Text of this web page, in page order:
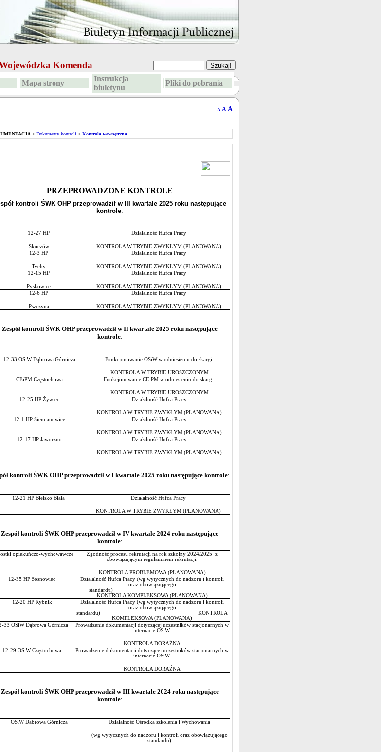
Komenda
Mapa strony
Instrukcja
biuletynu
Pliki do pobrania
A A A
> Dokumenty kontroli > Kontrola wewnętrzna
PRZEPROWADZONE KONTROLE
kontroli ŚWK OHP przeprowadził w III kwartale 2025 roku następujące
kontrole:
12-27 HP
Skoczów
Działalność Hufca Pracy
KONTROLA W TRYBIE ZWYKŁYM (PLANOWANA)
12-3 HP
Tychy
Działalność Hufca Pracy
KONTROLA W TRYBIE ZWYKŁYM (PLANOWANA)
12-15 HP
Pyskowice
Działalność Hufca Pracy
KONTROLA W TRYBIE ZWYKŁYM (PLANOWANA)
12-6 HP
Pszczyna
Działalność Hufca Pracy
KONTROLA W TRYBIE ZWYKŁYM (PLANOWANA)
Zespół kontroli ŚWK OHP przeprowadził w II kwartale 2025 roku następujące
kontrole:
12-33 OSiW Dąbrowa Górnicza Funkcjonowanie OSiW w odniesieniu do skargi.
KONTROLA W TRYBIE UROSZCZONYM
CEiPM Częstochowa
Funkcjonowanie CEiPM w odniesieniu do skargi.
KONTROLA W TRYBIE UROSZCZONYM
12-25 HP Żywiec
Działalność Hufca Pracy
KONTROLA W TRYBIE ZWYKŁYM (PLANOWANA)
12-1 HP Siemianowice
Działalność Hufca Pracy
KONTROLA W TRYBIE ZWYKŁYM (PLANOWANA)
12-17 HP Jaworzno
Działalność Hufca Pracy
KONTROLA W TRYBIE ZWYKŁYM (PLANOWANA)
kontroli ŚWK OHP przeprowadził w I kwartale 2025 roku następujące kontrole:
12-21 HP Bielsko Biała Działalność Hufca Pracy
KONTROLA W TRYBIE ZWYKŁYM (PLANOWANA)
Zespół kontroli ŚWK OHP przeprowadził w IV kwartale 2024 roku następujące
kontrole:
opiekuńczo-wychowawcze
Zgodność procesu rekrutacji na rok szkolny 2024/2025 z
obowiązującym regulaminem rekrutacji.
KONTROLA PROBLEMOWA (PLANOWANA)
12-35 HP Sosnowiec
Działalność Hufca Pracy (wg wytycznych do nadzoru i kontroli
oraz obowiązującego
standardu)
KONTROLA KOMPLEKSOWA (PLANOWANA)
12-20 HP Rybnik
Działalność Hufca Pracy (wg wytycznych do nadzoru i kontroli
oraz obowiązującego
standardu) KONTROLA
KOMPLEKSOWA (PLANOWANA)
33 OSiW Dąbrowa Górnicza
Prowadzenie dokumentacji dotyczącej uczestników stacjonarnych w
internacie OSiW.
KONTROLA DORAŹNA
12-29 OSiW Częstochowa
Prowadzenie dokumentacji dotyczącej uczestników stacjonarnych w
internacie OSiW.
KONTROLA DORAŹNA
Zespół kontroli ŚWK OHP przeprowadził w III kwartale 2024 roku następujące
kontrole:
OSiW Dabrowa Górnicza Działalność Ośrodka szkolenia i Wychowania
(wg wytycznych do nadzoru i kontroli oraz obowiązującego
standardu)